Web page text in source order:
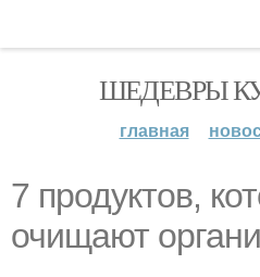
ШЕДЕВРЫ
главная
7 продуктов,
очищают